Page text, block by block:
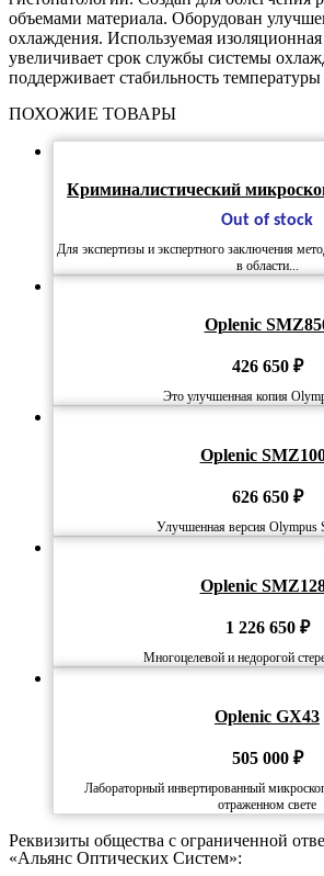
объемами материала. Оборудован
охлаждения. Используемая
увеличивает срок службы системы
поддерживает стабильность
ПОХОЖИЕ ТОВАРЫ
Криминалистический
Out of stock
Для экспертизы и экспертного заключения
в области...
Oplenic
426 650 ₽
Это улучшенная копия
Oplenic
626 650 ₽
Улучшенная версия Olympus
Oplenic
1 226 650 ₽
Многоцелевой и недорогой
Oplenic GX43
505 000 ₽
Лабораторный инвертированный
отраженном свете
Реквизиты общества с ограниченной
«Альянс Оптических Систем»: